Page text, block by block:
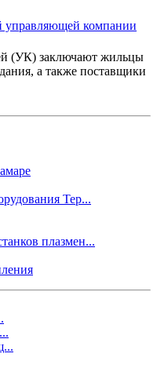
управляющей компании
(УК) заключают жильцы
а также поставщики
Тер...
плазмен...